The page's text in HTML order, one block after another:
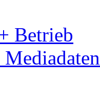
Betrieb